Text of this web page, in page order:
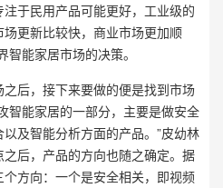
于民用产品可能更好，工业级的
更新比较快，商业市场更加顺
能家居市场的决策。
后，接下来要做的便是找到市场
智能家居的一部分，主要是做安全
及智能分析方面的产品。”皮幼林
后，产品的方向也随之确定。据
方向：一个是安全相关，即视频